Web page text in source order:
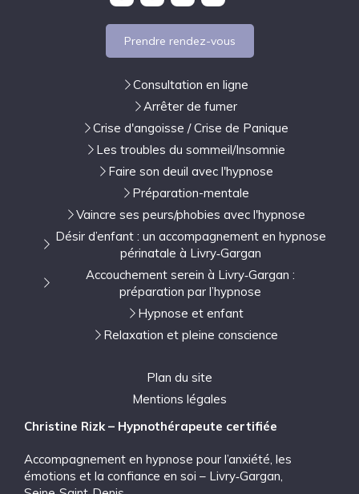
Prendre rendez-vous
Consultation en ligne
Arrêter de fumer
Crise d'angoisse / Crise de Panique
Les troubles du sommeil/Insomnie
Faire son deuil avec l'hypnose
Préparation-mentale
Vaincre ses peurs/phobies avec l'hypnose
Désir d’enfant : un accompagnement en hypnose
périnatale à Livry‑Gargan
Accouchement serein à Livry‑Gargan :
préparation par l’hypnose
Hypnose et enfant
Relaxation et pleine conscience
Plan du site
Mentions légales
Christine Rizk – Hypnothérapeute certifiée
Accompagnement en hypnose pour l’anxiété, les
émotions et la confiance en soi – Livry‑Gargan,